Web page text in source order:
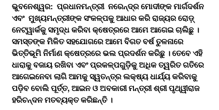
ଭୁବନେଶ୍ୱର: ପ୍ରଧାନମନ୍ତ୍ରୀ ନରେନ୍ଦ୍ର ମୋଦୀଙ୍କ ମାର୍ଗଦର୍ଶନ
ଏବଂ ମୁଖ୍ୟମନ୍ତ୍ରୀଙ୍କ ସଂକଳ୍ପକୁ ଆଧାର କରି ରାଜ୍ୟର ରୋଡ଼୍‌
ନେଟ୍‌ୱାର୍କକୁ ସମୃଦ୍ଧ କରିବା କ୍ଷେତ୍ରରେ ଆମେ ଆଗେଇ ଚାଲିଛୁ ।
ସମସ୍ତଙ୍କ ମିଳିତ ସହଯୋଗରେ ଆମେ ବିଗତ ବର୍ଷ ତୁଳନାରେ
ଭିତ୍ତିଭୂମି ନିର୍ମାଣ କ୍ଷେତ୍ରରେ ଭଲ ପ୍ରଦର୍ଶନ କରିଛୁ । ତେବେ ଏହି
ଧାରାକୁ ବଜାୟ ରଖିବା ଏବଂ ପ୍ରକଳ୍ପଗୁଡ଼ିକୁ ଅଧିକ ତ୍ୱରିତ ଗତିରେ
ଆଗେଇନେବା ଲାଗି ଆମକୁ ସ୍ୱତନ୍ତ୍ର ଲକ୍ଷ୍ୟ ଧାର୍ଯ୍ୟ କରିବାକୁ
ପଡ଼ିବ ବୋଲି ପୂର୍ତ୍ତ, ଆଇନ ଓ ଅବକାରୀ ମନ୍ତ୍ରୀ ଶ୍ରୀ ପୃଥ୍ୱୀରାଜ
ହରିଚନ୍ଦନ ମତବ୍ୟକ୍ତ କରିଛନ୍ତି ।